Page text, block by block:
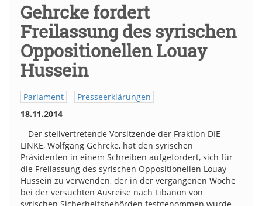
Gehrcke fordert
Freilassung des syrischen
Oppositionellen Louay
Hussein
Parlament
Presseerklärungen
18.11.2014
Der stellvertretende Vorsitzende der Fraktion DIE
LINKE, Wolfgang Gehrcke, hat den syrischen
Präsidenten in einem Schreiben aufgefordert, sich für
die Freilassung des syrischen Oppositionellen Louay
Hussein zu verwenden, der in der vergangenen Woche
bei der versuchten Ausreise nach Libanon von